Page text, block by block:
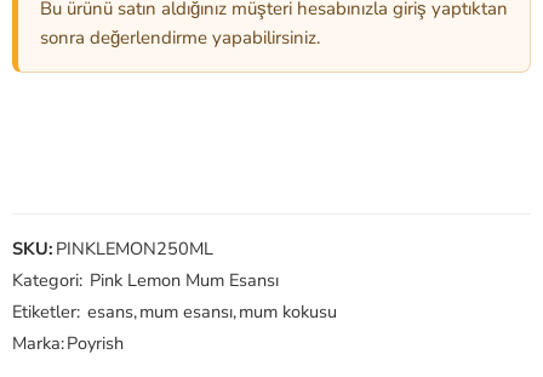
Bu ürünü satın aldığınız müşteri hesabınızla giriş yaptıktan
sonra değerlendirme yapabilirsiniz.
SKU: PINKLEMON250ML
Kategori: Pink Lemon Mum Esansı
Etiketler: esans,mum esansı,mum kokusu
Marka:Poyrish